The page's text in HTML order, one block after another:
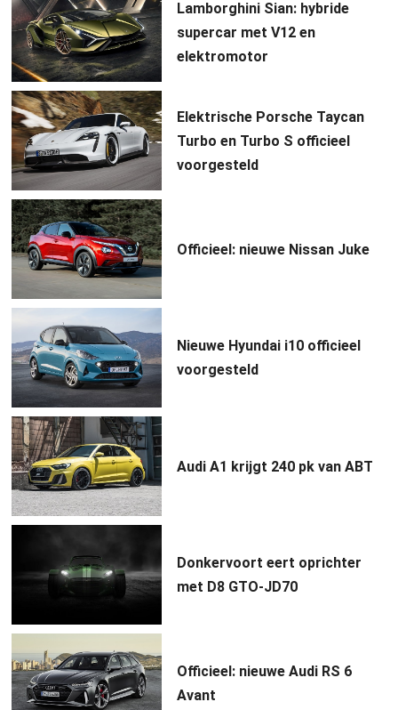
Lamborghini Sian: hybride
supercar met V12 en
elektromotor
Elektrische Porsche Taycan
Turbo en Turbo S officieel
voorgesteld
Officieel: nieuwe Nissan Juke
Nieuwe Hyundai i10 officieel
voorgesteld
Audi A1 krijgt 240 pk van ABT
Donkervoort eert oprichter
met D8 GTO-JD70
Officieel: nieuwe Audi RS 6
Avant